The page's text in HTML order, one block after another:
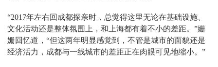
“2017年左右回成都探亲时，总觉得这里无论在基础设施、
文化活动还是整体氛围上，和上海都有着不小的差距。”姗
姗回忆道，“但这两年明显感觉到，不管是城市的面貌还是
经济活力，成都与一线城市的差距正在肉眼可见地缩小。”